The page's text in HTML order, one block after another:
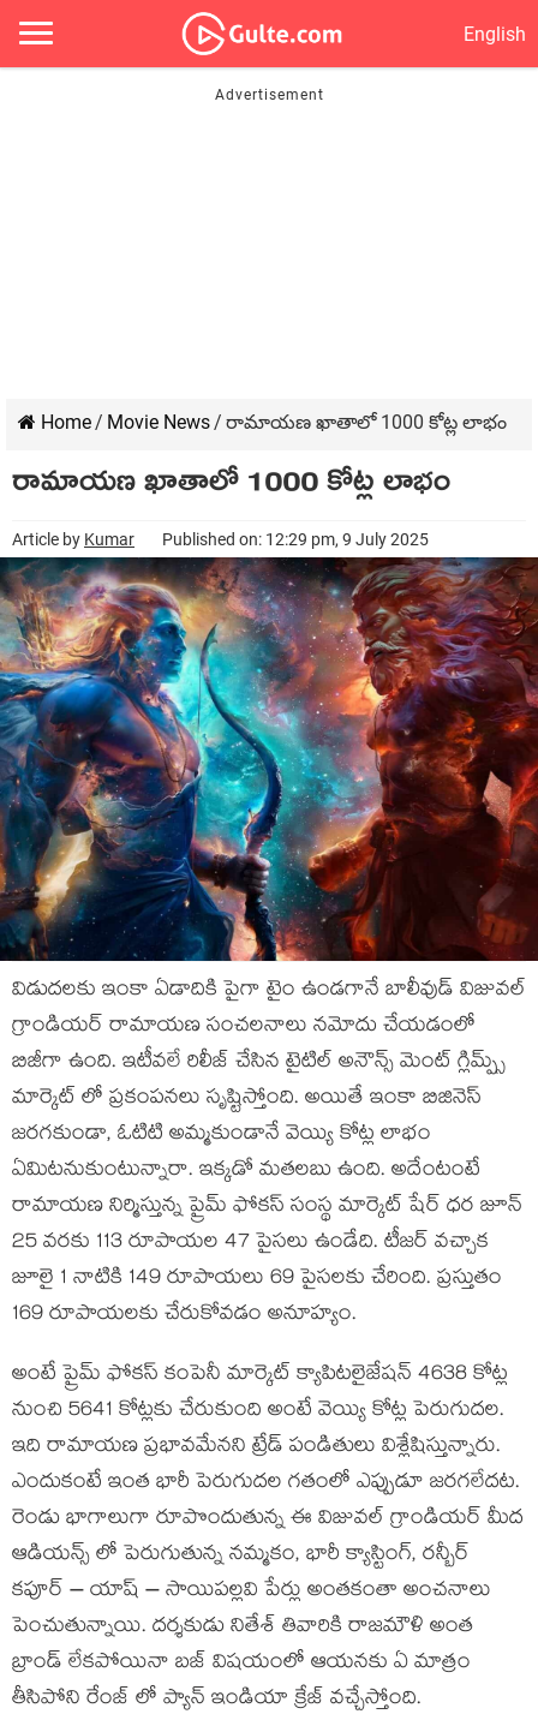
English
Home/ Movie News/ రామాయణ ఖాతాలో 1000 కోట్ల లాభం
రామాయణ ఖాతాలో 1000 కోట్ల లాభం
Article by Kumar Published on: 12:29 pm, 9 July 2025
విడుదలకు ఇంకా ఏడాదికి పైగా టైం ఉండగానే బాలీవుడ్ విజువల్
గ్రాండియర్ రామాయణ సంచలనాలు నమోదు చేయడంలో
బిజీగా ఉంది. ఇటీవలే రిలీజ్ చేసిన టైటిల్ అనౌన్స్ మెంట్ గ్లిమ్ప్స్
మార్కెట్ లో ప్రకంపనలు సృష్టిస్తోంది. అయితే ఇంకా బిజినెస్
జరగకుండా, ఓటిటి అమ్మకుండానే వెయ్యి కోట్ల లాభం
ఏమిటనుకుంటున్నారా. ఇక్కడో మతలబు ఉంది. అదేంటంటే
రామాయణ నిర్మిస్తున్న ప్రైమ్ ఫోకస్ సంస్థ మార్కెట్ షేర్ ధర జూన్
25 వరకు 113 రూపాయల 47 పైసలు ఉండేది. టీజర్ వచ్చాక
జూలై 1 నాటికి 149 రూపాయలు 69 పైసలకు చేరింది. ప్రస్తుతం
169 రూపాయలకు చేరుకోవడం అనూహ్యం.
అంటే ప్రైమ్ ఫోకస్ కంపెనీ మార్కెట్ క్యాపిటలైజేషన్ 4638 కోట్ల
నుంచి 5641 కోట్లకు చేరుకుంది అంటే వెయ్యి కోట్ల పెరుగుదల.
ఇది రామాయణ ప్రభావమేనని ట్రేడ్ పండితులు విశ్లేషిస్తున్నారు.
ఎందుకంటే ఇంత భారీ పెరుగుదల గతంలో ఎప్పుడూ జరగలేదట.
రెండు భాగాలుగా రూపొందుతున్న ఈ విజువల్ గ్రాండియర్ మీద
ఆడియన్స్ లో పెరుగుతున్న నమ్మకం, భారీ క్యాస్టింగ్, రన్బీర్
కపూర్ – యాష్ – సాయిపల్లవి పేర్లు అంతకంతా అంచనాలు
పెంచుతున్నాయి. దర్శకుడు నితేశ్ తివారికి రాజమౌళి అంత
బ్రాండ్ లేకపోయినా బజ్ విషయంలో ఆయనకు ఏ మాత్రం
తీసిపోని రేంజ్ లో ప్యాన్ ఇండియా క్రేజ్ వచ్చేస్తోంది.